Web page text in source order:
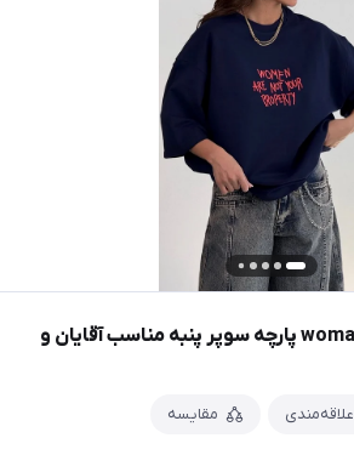
تیشرت باکسی طرح woman پارچه سوپر پنبه مناسب آقایان و
علاقه‌مندی مقایسه